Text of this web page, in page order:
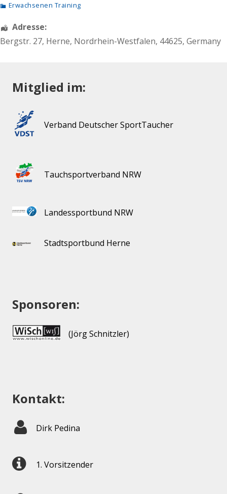
Erwachsenen Training
Adresse:
Bergstr. 27, Herne, Nordrhein-Westfalen, 44625, Germany
Mitglied im:
Verband Deutscher SportTaucher
Tauchsportverband NRW
Landessportbund NRW
Stadtsportbund Herne
Sponsoren:
(Jörg Schnitzler)
Kontakt:
Dirk Pedina
1. Vorsitzender